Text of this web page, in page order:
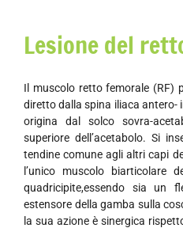
Lesione del
Il muscolo retto femorale (RF)
diretto dalla spina iliaca antero-
origina dal solco sovra-
superiore dell’acetabolo. Si
tendine comune agli altri capi
l’unico muscolo biarticolare
quadricipite,essendo sia un
estensore della gamba sulla
la sua azione è sinergica